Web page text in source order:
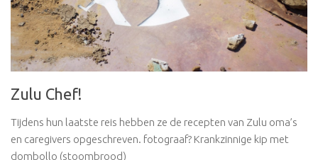
Zulu Chef!
Tijdens hun laatste reis hebben ze de recepten van Zulu oma’s
en caregivers opgeschreven. fotograaf? Krankzinnige kip met
dombollo (stoombrood)